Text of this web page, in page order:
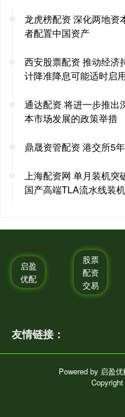
龙虎榜配资 深化两地资
者配置中国资产
西安股票配资 推动经济
计降准降息可能适时启
通达配资 将进一步推出
本市场发展的政策举措
鼎晟资管配资 港交所5
上海配资网 单月装机突
国产高端TLA流水线装
启盈
优配
股票
配资
交易
友情链接：
Powered by 启盈